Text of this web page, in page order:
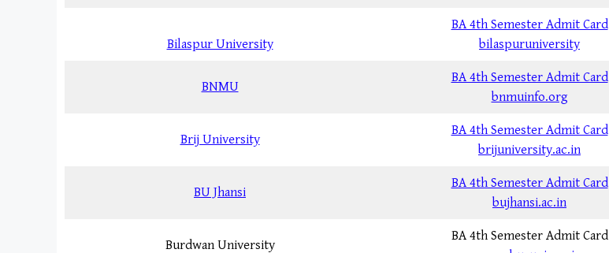
Bilaspur University
BA 4th Semester Admit Card
bilaspuruniversity
BNMU
BA 4th Semester Admit Card
bnmuinfo.org
Brij University
BA 4th Semester Admit Card
brijuniversity.ac.in
BU Jhansi
BA 4th Semester Admit Card
bujhansi.ac.in
Burdwan University
BA 4th Semester Admit Card